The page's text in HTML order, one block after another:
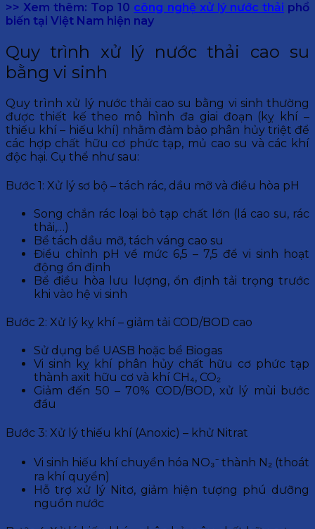
>> Xem thêm: Top 10 công nghệ xử lý nước thải phổ
biến tại Việt Nam hiện nay
Quy trình xử lý nước thải cao su
bằng vi sinh
Quy trình xử lý nước thải cao su bằng vi sinh thường
được thiết kế theo mô hình đa giai đoạn (kỵ khí –
thiếu khí – hiếu khí) nhằm đảm bảo phân hủy triệt để
các hợp chất hữu cơ phức tạp, mủ cao su và các khí
độc hại. Cụ thể như sau:
Bước 1: Xử lý sơ bộ – tách rác, dầu mỡ và điều hòa pH
Song chắn rác loại bỏ tạp chất lớn (lá cao su, rác
thải,…)
Bể tách dầu mỡ, tách váng cao su
Điều chỉnh pH về mức 6,5 – 7,5 để vi sinh hoạt
động ổn định
Bể điều hòa lưu lượng, ổn định tải trọng trước
khi vào hệ vi sinh
Bước 2: Xử lý kỵ khí – giảm tải COD/BOD cao
Sử dụng bể UASB hoặc bể Biogas
Vi sinh kỵ khí phân hủy chất hữu cơ phức tạp
thành axit hữu cơ và khí CH₄, CO₂
Giảm đến 50 – 70% COD/BOD, xử lý mùi bước
đầu
Bước 3: Xử lý thiếu khí (Anoxic) – khử Nitrat
Vi sinh hiếu khí chuyển hóa NO₃⁻ thành N₂ (thoát
ra khí quyển)
Hỗ trợ xử lý Nitơ, giảm hiện tượng phú dưỡng
nguồn nước